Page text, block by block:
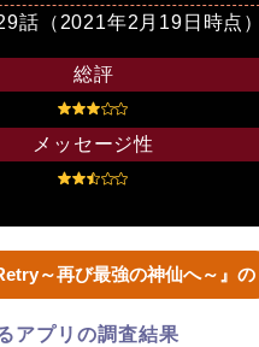
話（2021年2月19日時点）
総評
メッセージ性
～再び最強の神仙へ～』の
アプリの調査結果